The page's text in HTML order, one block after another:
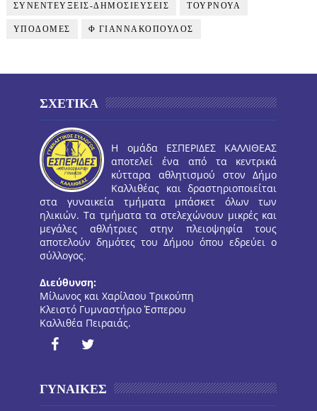
ΣΥΝΕΝΤΕΥΞΕΙΣ-ΔΗΜΟΣΙΕΥΣΕΙΣ ΤΟΥΡΝΟΥΑ
ΥΠΟΔΟΜΕΣ Φ ΓΙΑΝΝΑΚΟΠΟΥΛΟΣ
ΣΧΕΤΙΚΑ
Η ομάδα ΕΣΠΕΡΙΔΕΣ ΚΑΛΛΙΘΕΑΣ
αποτελεί ένα από τα κεντρικά
κύτταρα αθλητισμού στον Δήμο
Καλλιθέας και δραστηριοποιείται
στα γυναικεία τμήματα μπάσκετ όλων των
ηλικιών. Τα τμήματα τα στελεχώνουν μικρές και
μεγάλες αθλήτριες στην πλειοψηφία τους
αποτελούν δημότες του Δήμου όπου εδρεύει ο
σύλλογος.
Διεύθυνση:
Μίλωνος και Χαρίλαου Τρικούπη
Κλειστό Γυμναστήριο Έσπερου
Καλλιθέα Πειραιάς.
ΓΥΝΑΙΚΕΣ